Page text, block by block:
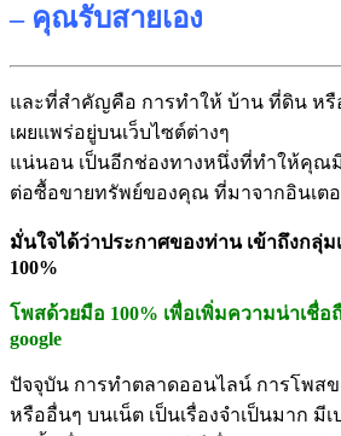
– คุณรับสายเอง
และที่สำคัญคือ การทำให้ บ้าน ที่ดิน ห
เผยแพร่อยู่บนเว็บไซต์ต่างๆ
แน่นอน เป็นอีกช่องทางหนึ่งที่ทำให้คุณ
ต่อซื้อขายทรัพย์ของคุณ ที่มาจากอินเต
มั่นใจได้ว่าประกาศของท่าน เข้าถึงกลุ่ม
100%
โพสด้วยมือ 100% เพื่อเพิ่มความน่าเชื่
google
ปัจจุบัน การทำตลาดออนไลน์ การโพส
หรืออื่นๆ บนเน็ต เป็นเรื่องจำเป็นมาก มี